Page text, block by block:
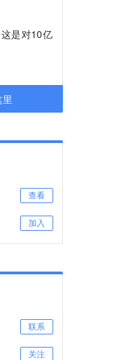
是对10亿
查看
加入
联系
关注